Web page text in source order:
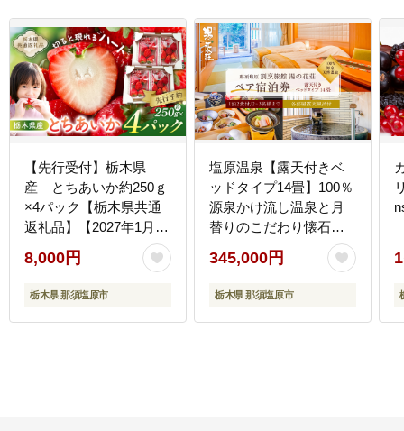
【先行受付】栃木県
産 とちあいか約250ｇ
×4パック【栃木県共通
返礼品】【2027年1月下
旬～発送予定】 ns120-
001
8,000円
栃木県 那須塩原市
塩原温泉【露天付きベ
ッドタイプ14畳】100％
源泉かけ流し温泉と月
替りのこだわり懐石コ
ース1泊2食付き・ペア
宿泊券【割烹旅館湯の
花荘】 ns014-003
345,000円
栃木県 那須塩原市